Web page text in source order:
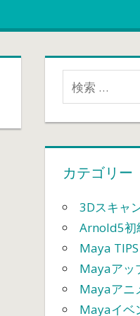
カテゴリー
3Dスキャ
Arnold5初
Maya TIPS
Mayaアッ
Mayaアニ
Mayaイベ